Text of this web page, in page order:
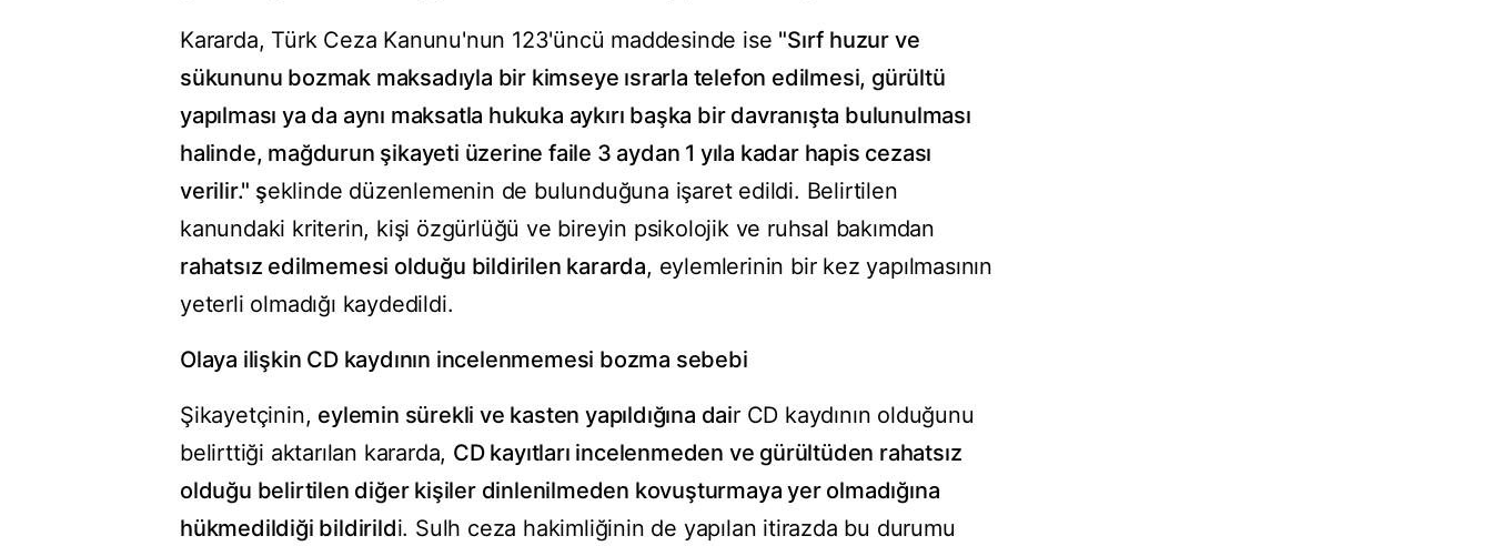
Kararda, Türk Ceza Kanunu'nun 123'üncü maddesinde ise "Sırf huzur ve
sükununu bozmak maksadıyla bir kimseye ısrarla telefon edilmesi, gürültü
yapılması ya da aynı maksatla hukuka aykırı başka bir davranışta bulunulması
halinde, mağdurun şikayeti üzerine faile 3 aydan 1 yıla kadar hapis cezası
verilir." şeklinde düzenlemenin de bulunduğuna işaret edildi. Belirtilen
kanundaki kriterin, kişi özgürlüğü ve bireyin psikolojik ve ruhsal bakımdan
rahatsız edilmemesi olduğu bildirilen kararda, eylemlerinin bir kez yapılmasının
yeterli olmadığı kaydedildi.
Olaya ilişkin CD kaydının incelenmemesi bozma sebebi
Şikayetçinin, eylemin sürekli ve kasten yapıldığına dair CD kaydının olduğunu
belirttiği aktarılan kararda, CD kayıtları incelenmeden ve gürültüden rahatsız
olduğu belirtilen diğer kişiler dinlenilmeden kovuşturmaya yer olmadığına
hükmedildiği bildirildi. Sulh ceza hakimliğinin de yapılan itirazda bu durumu